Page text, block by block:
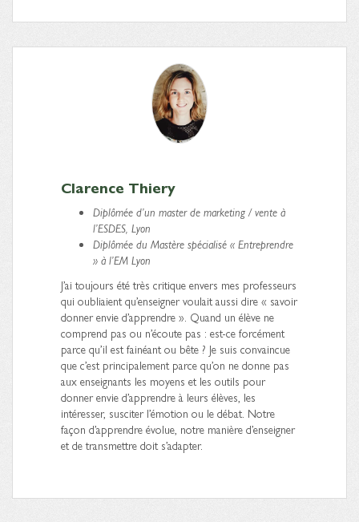
Clarence Thiery
Diplômée d’un master de marketing / vente à
l’ESDES, Lyon
Diplômée du Mastère spécialisé « Entreprendre
» à l’EM Lyon
J’ai toujours été très critique envers mes professeurs
qui oubliaient qu’enseigner voulait aussi dire « savoir
donner envie d’apprendre ». Quand un élève ne
comprend pas ou n’écoute pas : est-ce forcément
parce qu’il est fainéant ou bête ? Je suis convaincue
que c’est principalement parce qu’on ne donne pas
aux enseignants les moyens et les outils pour
donner envie d’apprendre à leurs élèves, les
intéresser, susciter l’émotion ou le débat. Notre
façon d’apprendre évolue, notre manière d’enseigner
et de transmettre doit s’adapter.